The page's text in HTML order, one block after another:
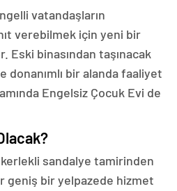
vatandaşların
verebilmek için yeni bir
Eski binasından taşınacak
donanımlı bir alanda faaliyet
Engelsiz Çocuk Evi de
sandalye tamirinden
geniş bir yelpazede hizmet